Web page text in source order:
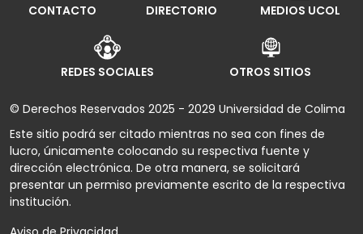
CONTACTO DIRECTORIO MEDIOS UCOL
REDES SOCIALES OTROS SITIOS
© Derechos Reservados 2025 - 2029 Universidad de Colima
Este sitio podrá ser citado mientras no sea con fines de
lucro, únicamente colocando su respectiva fuente y
dirección electrónica. De otra manera, se solicitará
presentar un permiso previamente escrito de la respectiva
institución.